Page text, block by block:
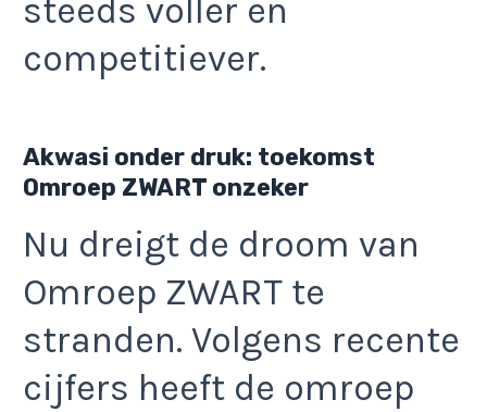
steeds voller en
competitiever.
Akwasi onder druk: toekomst
Omroep ZWART onzeker
Nu dreigt de droom van
Omroep ZWART te
stranden. Volgens recente
cijfers heeft de omroep